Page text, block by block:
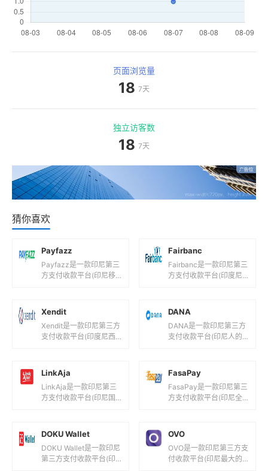
页面浏览量
18 7天
独立访客数
18 7天
猜你喜欢
Payfazz
Payfazz是一款印尼第三
方支付收款平台(印尼移
主流货币之间的电子支
Fairbanc
Fairbanc是一款印尼第三
方支付收款平台(印度尼
西亚卢比等国际主流货币
Xendit
Xendit是一款印尼第三方
支付收款平台(印度尼西
尼西亚卢比等国际主流
DANA
DANA是一款印尼第三方
支付收款平台(印尼人的
货币之间的电子支付、转
账和汇款...
LinkAja
LinkAja是一款印尼第三
方支付收款平台(印尼国
际主流货币之间的电子支
FasaPay
FasaPay是一款印尼第三
方支付收款平台(印尼全
币之间的电子支付、转账
DOKU Wallet
DOKU Wallet是一款印尼
第三方支付收款平台(印
OVO
OVO是一款印尼第三方支
付收款平台(印尼最大的